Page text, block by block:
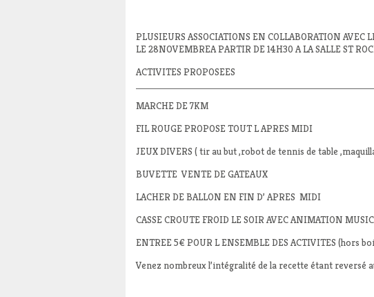
PLUSIEURS ASSOCIATIONS EN COLLABORATION AVEC
LE 28NOVEMBREA PARTIR DE 14H30 A LA SALLE ST
ACTIVITES PROPOSEES
MARCHE DE 7KM
FIL ROUGE PROPOSE TOUT L APRES MIDI
JEUX DIVERS ( tir au but ,robot de tennis de table
BUVETTE VENTE DE GATEAUX
LACHER DE BALLON EN FIN D’ APRES MIDI
CASSE CROUTE FROID LE SOIR AVEC ANIMATION
ENTREE 5€ POUR L ENSEMBLE DES ACTIVITES (hors
Venez nombreux l’intégralité de la recette étant reversé